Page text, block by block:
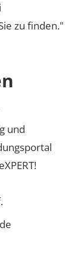
zu finden."
und